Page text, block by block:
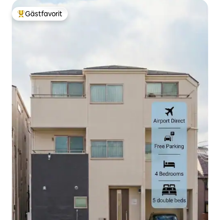
Populär gästfavorit
Gästfavorit